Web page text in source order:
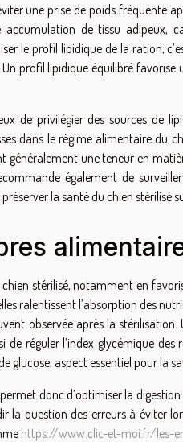
une prise de poids fréquente
accumulation de tissu adipeux,
le profil lipidique de la ration,
profil lipidique équilibré
de privilégier des sources de
dans le régime alimentaire du
une teneur en
également de
la santé du chien stérilisé
stérilisé, notamment en
ralentissent l’absorption des
observée après la
réguler l’index glycémique
glucose, aspect essentiel pour la
donc d’optimiser la
question des erreurs à éviter
https://www.clic-et-moi.fr/les-